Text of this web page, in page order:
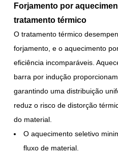
Forjamento por
tratamento térmico
O tratamento térmico
forjamento, e o aquecimento
eficiência incomparáveis.
barra por indução proporcionam
garantindo uma distribuição
reduz o risco de distorção
do material.
O aquecimento seletivo
fluxo de material.